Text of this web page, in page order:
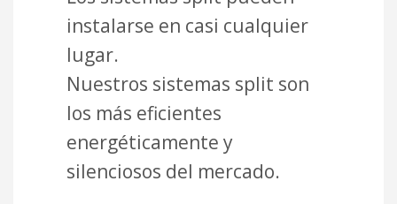
instalarse en casi cualquier
lugar.
Nuestros sistemas split son
los más eficientes
energéticamente y
silenciosos del mercado.